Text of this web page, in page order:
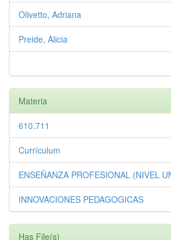
Olivetto, Adriana
Preide, Alicia
Materia
610.711
Currículum
ENSEÑANZA PROFESIONAL (NIVEL
INNOVACIONES PEDAGOGICAS
Has File(s)